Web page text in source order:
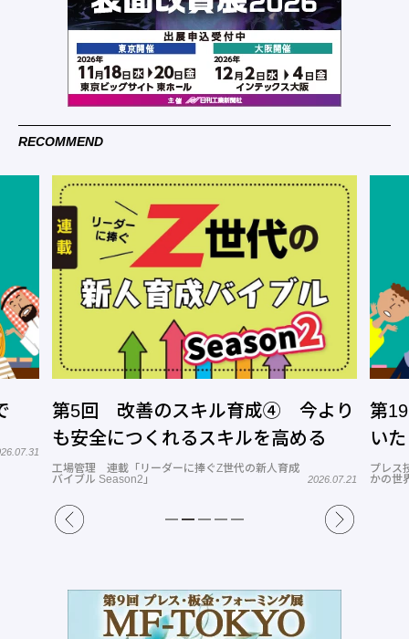
RECOMMEND
第5回 改善のスキル育成④ 今より
も安全につくれるスキルを高める
工場管理 連載「リーダーに捧ぐZ世代の新人育成
バイブル Season2」
2026.07.21
第
い
プレス
かの世